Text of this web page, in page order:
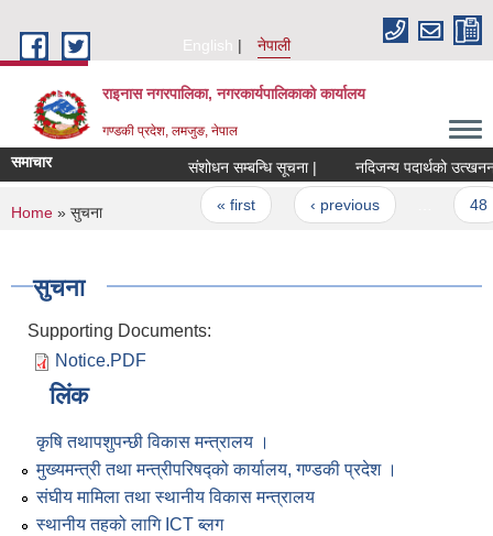
English
नेपाली
राइनास नगरपालिका, नगरकार्यपालिकाको कार्यालय
गण्डकी प्रदेश, लमजुङ, नेपाल
समाचार संशोधन सम्बन्धि सूचना |
Pages
« first ‹ previous 48
You are here
Home » सुचना
सुचना
Supporting Documents:
Notice.PDF
लिंक
कृषि तथापशुपन्छी विकास मन्त्रालय ।
मुख्यमन्त्री तथा मन्त्रीपरिषद्को कार्यालय, गण्डकी प्रदेश ।
संघीय मामिला तथा स्थानीय विकास मन्त्रालय
स्थानीय तहको लागि ICT ब्लग